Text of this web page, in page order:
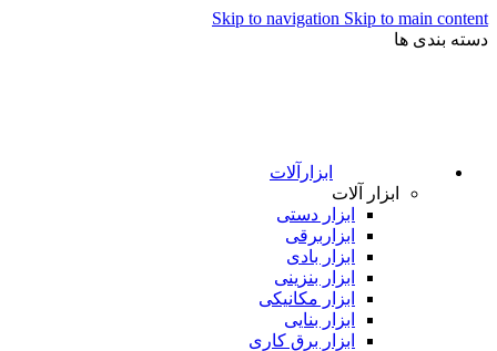
Skip to navigation Skip to main content
دسته بندی ها
ابزارآلات
ابزار آلات
ابزار دستی
ابزاربرقی
ابزار بادی
ابزار بنزینی
ابزار مکانیکی
ابزار بنایی
ابزار برق کاری